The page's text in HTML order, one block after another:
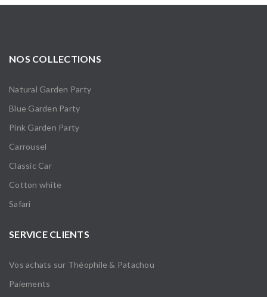
NOS COLLECTIONS
Natural Garden Party
Blue Garden Party
Pink Garden Party
Carrousel
Classic Car
Cotton white
Safari
SERVICE CLIENTS
Vos achats sur Théophile & Patachou
Paiements